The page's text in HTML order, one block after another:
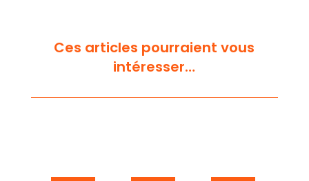
Ces articles pourraient vous
intéresser…